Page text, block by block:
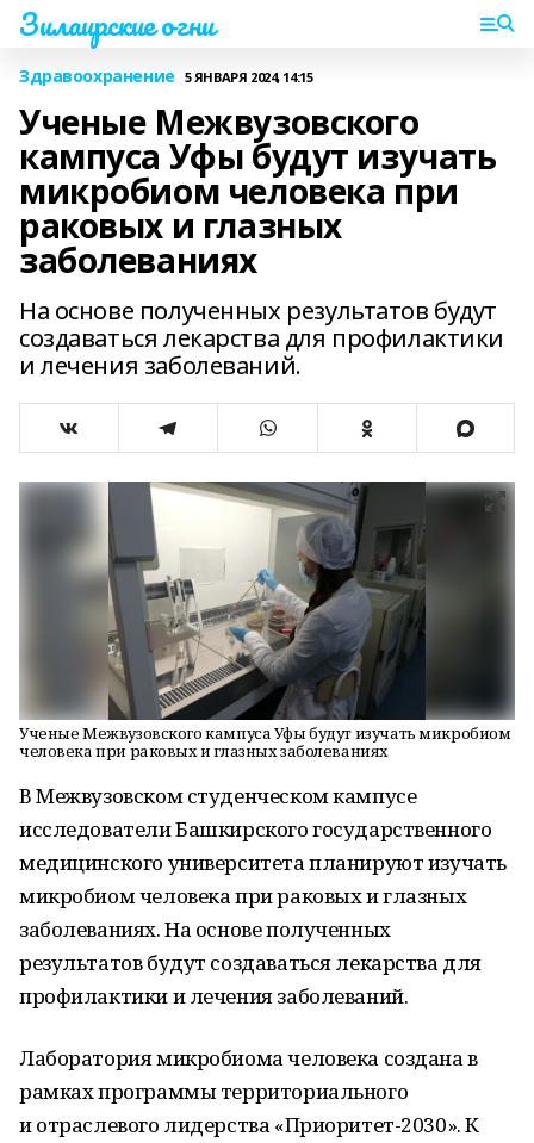
Зилаирские огни
Здравоохранение 5 ЯНВАРЯ 2024, 14:15
Ученые Межвузовского
кампуса Уфы будут изучать
микробиом человека при
раковых и глазных
заболеваниях
На основе полученных результатов будут
создаваться лекарства для профилактики
и лечения заболеваний.
Ученые Межвузовского кампуса Уфы будут изучать микробиом
человека при раковых и глазных заболеваниях
В Межвузовском студенческом кампусе
исследователи Башкирского государственного
медицинского университета планируют изучать
микробиом человека при раковых и глазных
заболеваниях. На основе полученных
результатов будут создаваться лекарства для
профилактики и лечения заболеваний.
Лаборатория микробиома человека создана в
рамках программы территориального
и отраслевого лидерства «Приоритет-2030». К